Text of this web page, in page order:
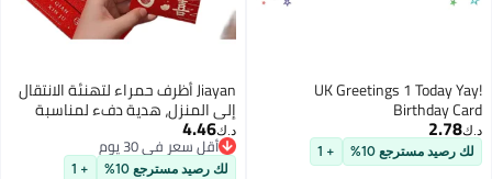
UK Greetings 1 Today Yay!
Birthday Card
د.ك‏2.78
لك رصيد مسترجع 10% + 1
Jiayan أظرف حمراء لتهنئة الانتقال
إلى المنزل، هدية دفء لمناسبة
الانتقال، أظرف حمراء للانتقال إلى
منزل جديد، عبوة من 6 قطع
د.ك‏4.46
أقل سعر في 30 يوم
أقل سعر في 30 يوم
لك رصيد مسترجع 10% + 1